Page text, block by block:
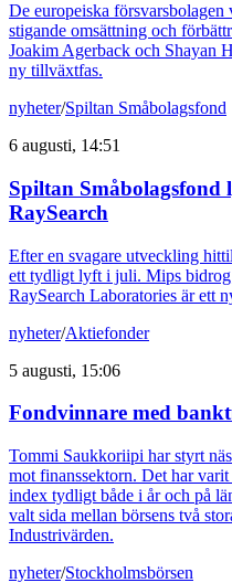
De europeiska försvarsbolagen
stigande omsättning och
Joakim Agerback och Shayan
ny tillväxtfas.
nyheter/Spiltan Småbolagsfond
6 augusti, 14:51
Spiltan
RaySearch
Efter en svagare utveckling
ett tydligt lyft i juli. Mips bidrog
RaySearch Laboratories är ett
nyheter/Aktiefonder
5 augusti, 15:06
Fondvinnare med
Tommi Saukkoriipi har styrt
mot finanssektorn. Det har
index tydligt både i år och på
valt sida mellan börsens två
Industrivärden.
nyheter/Stockholmsbörsen